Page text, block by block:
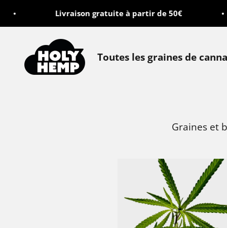
Livraison gratuite à partir de 50€
Toutes les graines de
Holy Hemp
Graines et